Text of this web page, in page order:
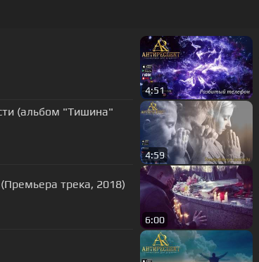
4:51
4:59
трека, 2018)
6:00